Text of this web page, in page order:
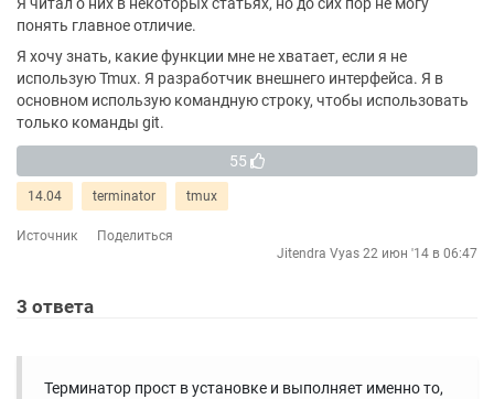
Я читал о них в некоторых статьях, но до сих пор не могу
понять главное отличие.
Я хочу знать, какие функции мне не хватает, если я не
использую Tmux. Я разработчик внешнего интерфейса. Я в
основном использую командную строку, чтобы использовать
только команды git.
55
14.04 terminator tmux
Источник
Поделиться
Jitendra Vyas 22 июн '14 в 06:47
3 ответа
Терминатор прост в установке и выполняет именно то,